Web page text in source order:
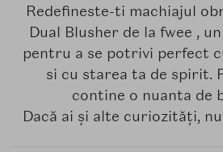
Redefineste-ti machiajul
Dual Blusher de la fwee ,
pentru a se potrivi perfect
si cu starea ta de spirit.
contine o nuanta de
Dacă ai și alte curiozități,